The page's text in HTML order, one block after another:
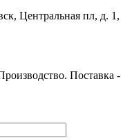
Центральная пл, д. 1,
Поставка -